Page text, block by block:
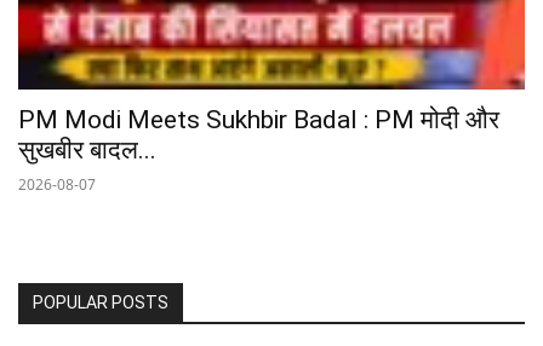
PM Modi Meets Sukhbir Badal : PM मोदी और
सुखबीर बादल...
2026-08-07
POPULAR POSTS